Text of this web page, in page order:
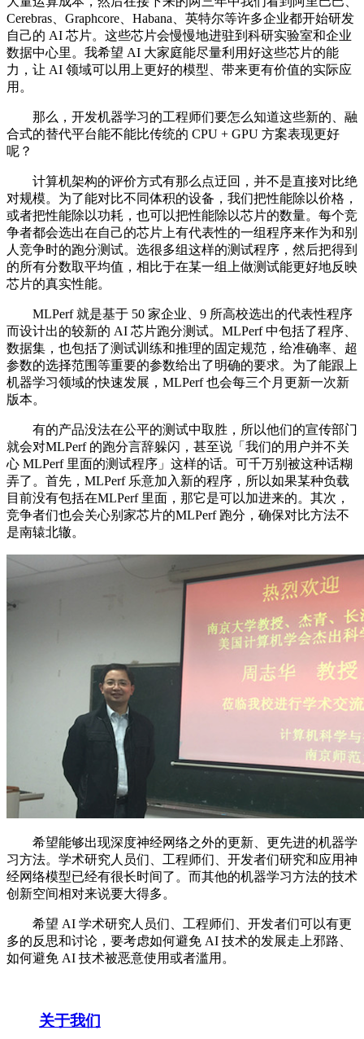
Cerebras、Graphcore、Habana、英特尔等许多企业都开始研发
自己的 AI 芯片。这些芯片会慢慢地进驻到科研实验室和企业
数据中心里。我希望 AI 大家庭能尽量利用好这些芯片的能
力，让 AI 领域可以用上更好的模型、带来更有价值的实际应
用。
那么，开发机器学习的工程师们要怎么知道这些新的、融
合式的替代平台能不能比传统的 CPU + GPU 方案表现更好
呢？
计算机架构的评价方式有那么点迂回，并不是直接对比绝
对规模。为了能对比不同体积的设备，我们把性能除以价格，
或者把性能除以功耗，也可以把性能除以芯片的数量。每个竞
争者都会选出在自己的芯片上有代表性的一组程序来作为和别
人竞争时的跑分测试。选很多组这样的测试程序，然后把得到
的所有分数取平均值，相比于在某一组上做测试能更好地反映
芯片的真实性能。
MLPerf 就是基于 50 家企业、9 所高校选出的代表性程序
而设计出的较新的 AI 芯片跑分测试。MLPerf 中包括了程序、
数据集，也包括了测试训练和推理的固定规范，给准确率、超
参数的选择范围等重要的参数给出了明确的要求。为了能跟上
机器学习领域的快速发展，MLPerf 也会每三个月更新一次新
版本。
有的产品没法在公平的测试中取胜，所以他们的宣传部门
就会对MLPerf 的跑分言辞躲闪，甚至说「我们的用户并不关
心 MLPerf 里面的测试程序」这样的话。可千万别被这种话糊
弄了。首先，MLPerf 乐意加入新的程序，所以如果某种负载
目前没有包括在MLPerf 里面，那它是可以加进来的。其次，
竞争者们也会关心别家芯片的MLPerf 跑分，确保对比方法不
是南辕北辙。
希望能够出现深度神经网络之外的更新、更先进的机器学
习方法。学术研究人员们、工程师们、开发者们研究和应用神
经网络模型已经有很长时间了。而其他的机器学习方法的技术
创新空间相对来说要大得多。
希望 AI 学术研究人员们、工程师们、开发者们可以有更
多的反思和讨论，要考虑如何避免 AI 技术的发展走上邪路、
如何避免 AI 技术被恶意使用或者滥用。
关于我们